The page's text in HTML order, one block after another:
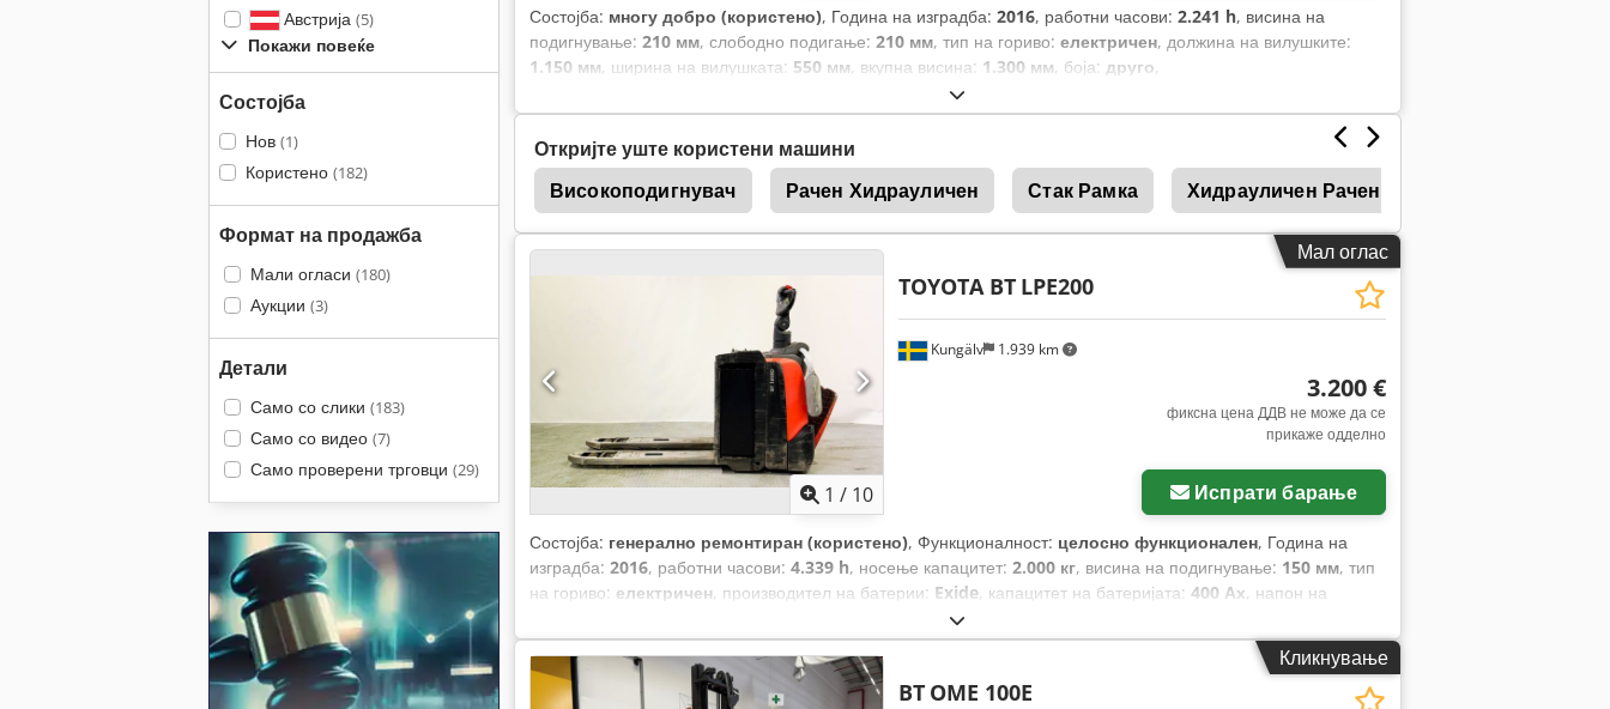
Австрија (5)
Покажи повеќе
Состојба
Нов (1)
Користено (182)
Формат на продажба
Мали огласи (180)
Аукции (3)
Детали
Само со слики (183)
Само со видео (7)
Само проверени трговци (29)
Состојба: многу добро (користено), Година на изградба: 2016, работни часови: 2.241 h, висина на
подигнување: 210 мм, слободно подигање: 210 мм, тип на гориво: електричен, должина на вилушките:
1.150 мм, ширина на вилушката: 550 мм, вкупна висина: 1.300 мм, боја: друго,
Откријте уште користени машини
Високоподигнувач
Рачен Хидрауличен Стак Рамка Хидрауличен Рачен Вентил
Linde K10
Мал оглас
1 / 10
Kungälv 1.939 km
TOYOTA BT LPE200
3.200 €
фиксна цена ДДВ не може да се
прикаже одделно
Испрати барање
Состојба: генерално ремонтиран (користено), Функционалност: целосно функционален, Година на
изградба: 2016, работни часови: 4.339 h, носење капацитет: 2.000 кг, висина на подигнување: 150 мм, тип
на гориво: електричен, производител на батерии: Exide, капацитет на батеријата: 400 Ах, напон на
, вкупна висина:
вкупна ширина:750 мм, Опрема:палетни виљушки,
Кликнување
BT OME 100E